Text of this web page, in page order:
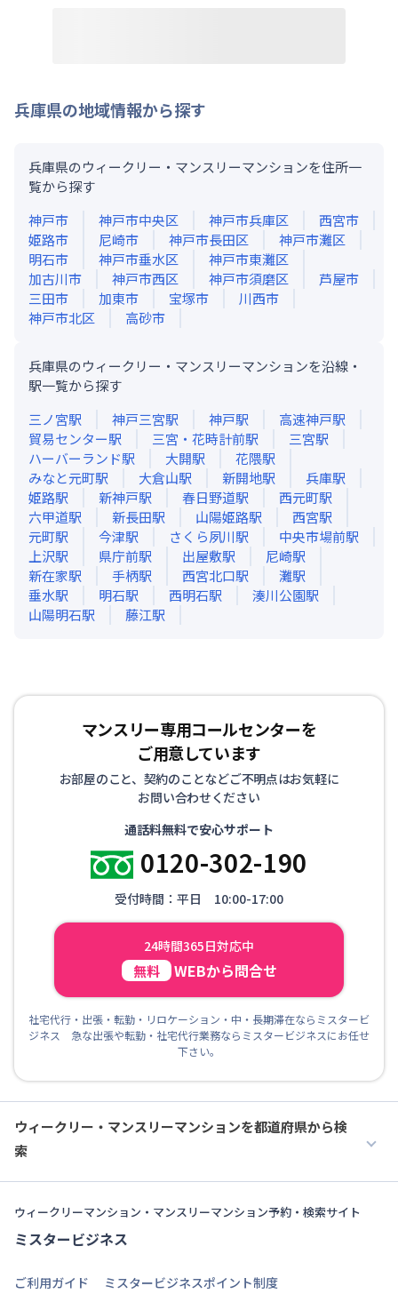
兵庫県の地域情報から探す
兵庫県のウィークリー・マンスリーマンションを住所一
覧から探す
神戸市
神戸市中央区 神戸市兵庫区
西宮市
姫路市
尼崎市 神戸市長田区
神戸市灘区
明石市
神戸市垂水区
神戸市東灘区
加古川市
神戸市西区 神戸市須磨区
芦屋市
三田市
加東市 宝塚市
川西市
神戸市北区
高砂市
兵庫県のウィークリー・マンスリーマンションを沿線・
駅一覧から探す
三ノ宮駅 神戸三宮駅 神戸駅 高速神戸駅
貿易センター駅 三宮・花時計前駅 三宮駅
ハーバーランド駅 大開駅 花隈駅
みなと元町駅 大倉山駅 新開地駅 兵庫駅
姫路駅 新神戸駅 春日野道駅 西元町駅
六甲道駅 新長田駅 山陽姫路駅 西宮駅
元町駅 今津駅 さくら夙川駅 中央市場前駅
上沢駅 県庁前駅 出屋敷駅 尼崎駅
新在家駅 手柄駅 西宮北口駅 灘駅
垂水駅 明石駅 西明石駅 湊川公園駅
山陽明石駅 藤江駅
マンスリー専用コールセンターを
ご用意しています
お部屋のこと、契約のことなどご不明点はお気軽に
お問い合わせください
通話料無料で安心サポート
0120-302-190
受付時間：平日 10:00-17:00
24時間365日対応中
無料 WEBから問合せ
社宅代行・出張・転勤・リロケーション・中・長期滞在ならミスタービ
ジネス 急な出張や転勤・社宅代行業務ならミスタービジネスにお任せ
下さい。
ウィークリー・マンスリーマンションを都道府県から検
索
ウィークリーマンション・マンスリーマンション予約・検索サイト
ミスタービジネス
ご利用ガイド ミスタービジネスポイント制度